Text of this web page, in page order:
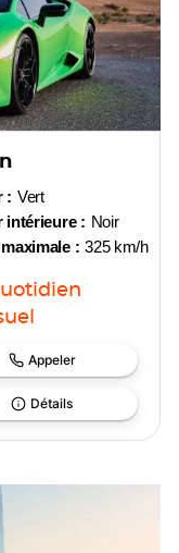
: Vert
intérieure : Noir
: 325 km/h
Appeler
Détails